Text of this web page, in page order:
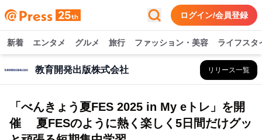
ログイン/会員登録
新着 エンタメ グルメ 旅行 ファッション・美容 ライフスタ
教育開発出版株式会社 リリース一覧
「べんきょう夏FES 2025 in My eトレ」を開
催 夏FESのように熱く楽しく5日間だけグッ